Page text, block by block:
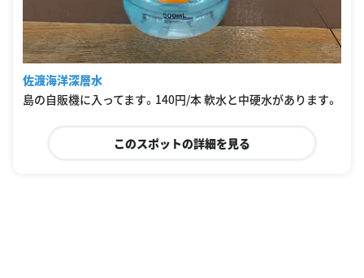
佐渡海洋深層水
島の自販機に入ってます。140円/本 軟水と中硬水があります。
このスポットの詳細を見る